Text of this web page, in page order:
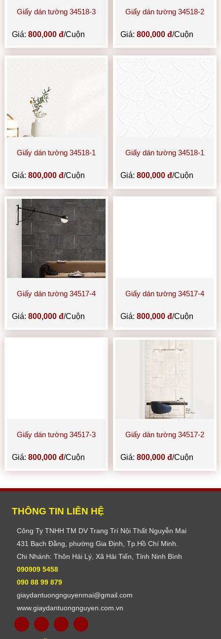
Giấy dán tường 34518-3
Giá:800,000 đ/Cuộn
Giấy dán tường 34518-2
Giá: 800,000 đ/Cuộn
Giấy dán tường 34518-1
Giá:800,000 đ/Cuộn
Giấy dán tường 34518-1
Giá: 800,000 đ/Cuộn
Giấy dán tường 34517-4
Giá:800,000 đ/Cuộn
Giấy dán tường 34517-4
Giá: 800,000 đ/Cuộn
Giấy dán tường 34517-3
Giá:800,000 đ/Cuộn
Giấy dán tường 34517-2
Giá: 800,000 đ/Cuộn
THÔNG TIN LIÊN HỆ
Công Ty TNHH TM DV Trang Trí Nội Thất Nguyễn Mai
431 Bạch Đằng, phường Gia Định, Tp.Hồ Chí Minh.
Chi Nhánh: Thôn Hải Lý, Xã Hải Tiến, Tỉnh Ninh Bình
090909 5458
090 88 99 879
giaydantuongnguyenmai@gmail.com
www.giaydantuongnguyen.com.vn